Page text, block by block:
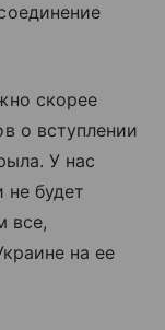
скорее
о вступлении
У нас
не будет
все,
на ее